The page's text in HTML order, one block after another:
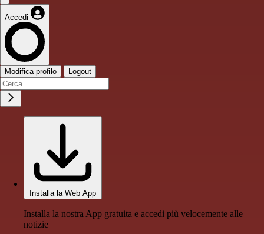
Accedi
Modifica profilo Logout
Installa la Web App
Installa la nostra App gratuita e accedi più velocemente alle
notizie